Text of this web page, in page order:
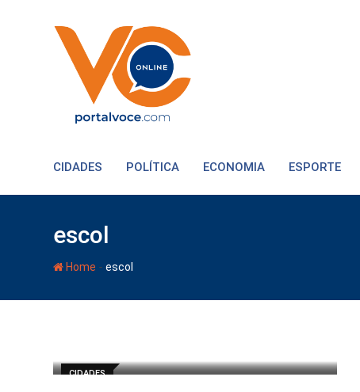
CIDADES POLÍTICA ECONOMIA ESPORTE
escol
Home - escol
CIDADES